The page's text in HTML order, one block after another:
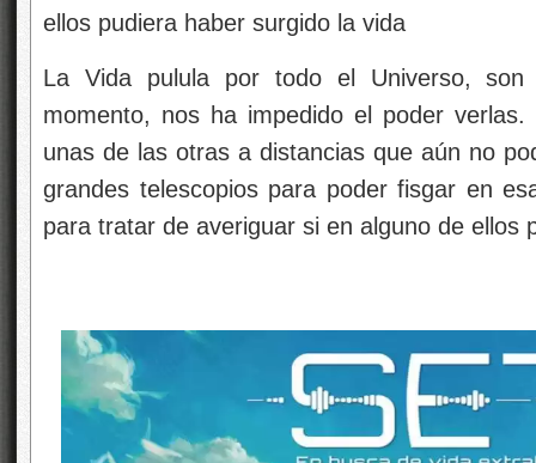
ellos pudiera haber surgido la vida
La Vida pulula por todo el Universo,
momento, nos ha impedido el poder
unas de las otras a distancias que aún no
grandes telescopios para poder fisgar en
para tratar de averiguar si en alguno de ellos